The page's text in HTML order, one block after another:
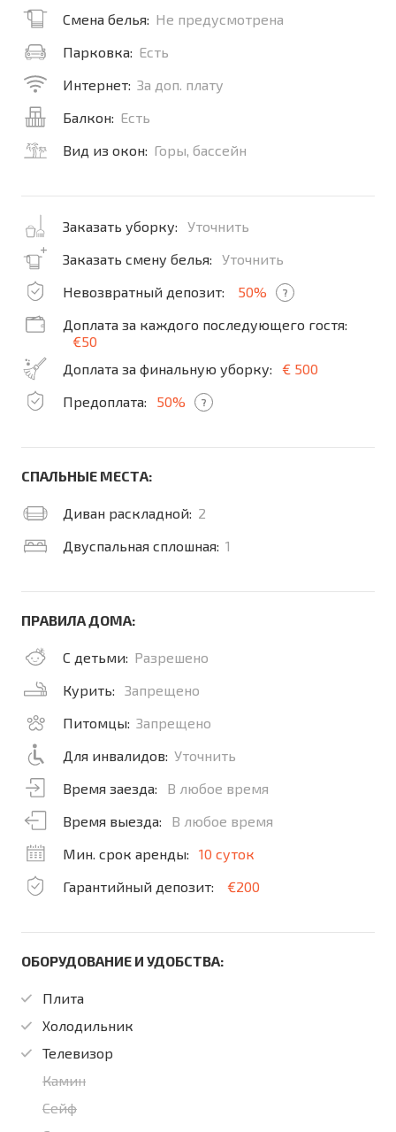
Смена белья: Не предусмотрена
Парковка: Есть
Интернет: За доп. плату
Балкон: Есть
Вид из окон: Горы, бассейн
Заказать уборку:
Уточнить
Заказать смену белья:
Уточнить
Невозвратный депозит:
50% ?
Доплата за каждого последующего гостя:
€50
Доплата за финальную уборку:
€ 500
Предоплата:
50% ?
СПАЛЬНЫЕ МЕСТА:
Диван раскладной: 2
Двуспальная сплошная: 1
ПРАВИЛА ДОМА:
С детьми: Разрешено
Курить:
Запрещено
Питомцы: Запрещено
Для инвалидов: Уточнить
Время заезда:
В любое время
Время выезда:
В любое время
Мин. срок аренды:
10 суток
Гарантийный депозит:
€200
ОБОРУДОВАНИЕ И УДОБСТВА:
Плита
Холодильник
Телевизор
Камин
Сейф